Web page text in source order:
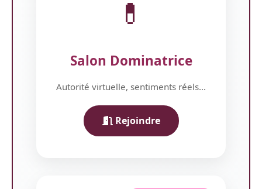
💊
Salon Dominatrice
Autorité virtuelle, sentiments réels...
Rejoindre